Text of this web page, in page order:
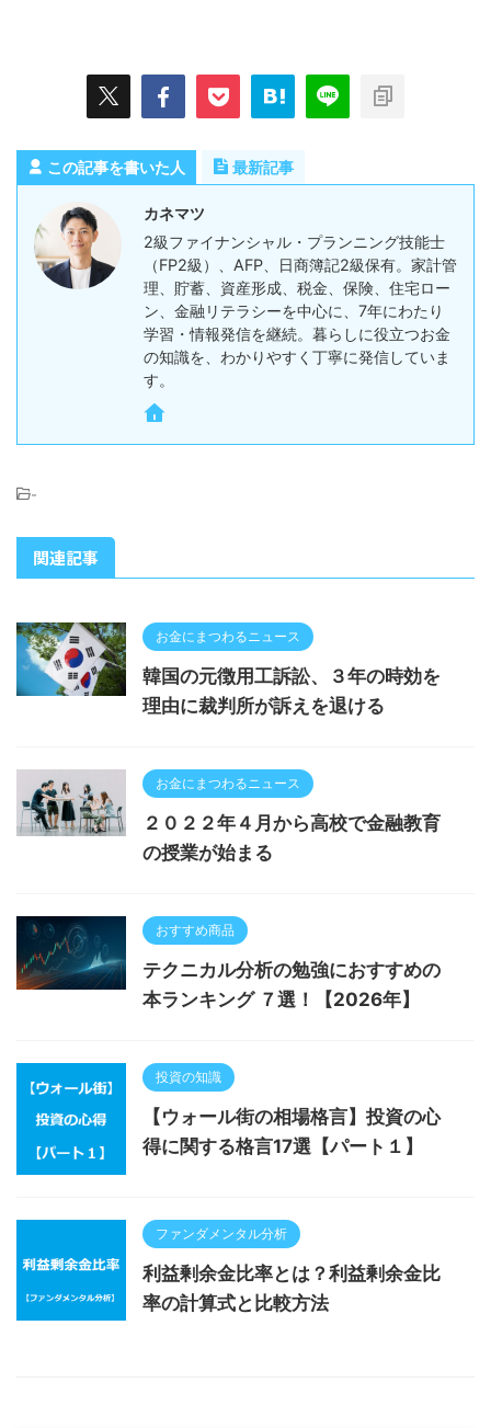
この記事を書いた人 最新記事
カネマツ
2級ファイナンシャル・プランニング技能士
（FP2級）、AFP、日商簿記2級保有。家計管
理、貯蓄、資産形成、税金、保険、住宅ロー
ン、金融リテラシーを中心に、7年にわたり
学習・情報発信を継続。暮らしに役立つお金
の知識を、わかりやすく丁寧に発信していま
す。
-
関連記事
お金にまつわるニュース
韓国の元徴用工訴訟、３年の時効を
理由に裁判所が訴えを退ける
お金にまつわるニュース
２０２２年４月から高校で金融教育
の授業が始まる
おすすめ商品
テクニカル分析の勉強におすすめの
本ランキング ７選！【2026年】
投資の知識
【ウォール街の相場格言】投資の心
得に関する格言17選【パート１】
ファンダメンタル分析
利益剰余金比率とは？利益剰余金比
率の計算式と比較方法